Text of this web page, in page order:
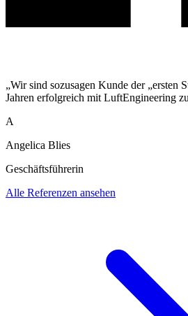
„Wir sind sozusagen Kunde der „ersten
Jahren erfolgreich mit LuftEngineering
A
Angelica Blies
Geschäftsführerin
Alle Referenzen ansehen